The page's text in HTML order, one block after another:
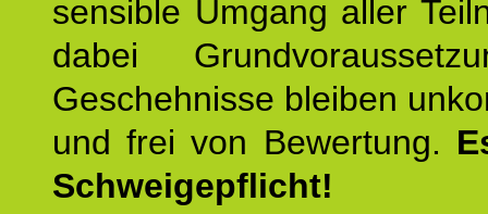
sensible Umgang aller
dabei
Geschehnisse bleiben
und frei von Bewertung.
Schweigepflicht!